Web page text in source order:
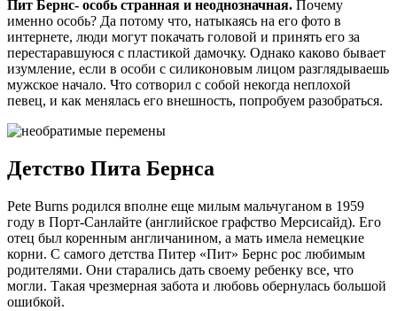
Пит Бернс- особь странная и неоднозначная. Почему
именно особь? Да потому что, натыкаясь на его фото в
интернете, люди могут покачать головой и принять его за
перестаравшуюся с пластикой дамочку. Однако каково бывает
изумление, если в особи с силиконовым лицом разглядываешь
мужское начало. Что сотворил с собой некогда неплохой
певец, и как менялась его внешность, попробуем разобраться.
Детство Пита Бернса
Pete Burns родился вполне еще милым мальчуганом в 1959
году в Порт-Санлайте (английское графство Мерсисайд). Его
отец был коренным англичанином, а мать имела немецкие
корни. С самого детства Питер «Пит» Бернс рос любимым
родителями. Они старались дать своему ребенку все, что
могли. Такая чрезмерная забота и любовь обернулась большой
ошибкой.